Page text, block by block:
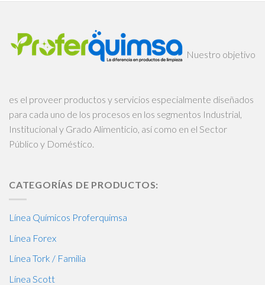
Nuestro objetivo
es el proveer productos y servicios especialmente diseñados
para cada uno de los procesos en los segmentos Industrial,
Institucional y Grado Alimenticio, así como en el Sector
Público y Doméstico.
CATEGORÍAS DE PRODUCTOS:
Línea Químicos Proferquimsa
Línea Forex
Línea Tork / Familia
Línea Scott